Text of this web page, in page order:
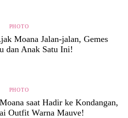
PHOTO
Moana Jalan-jalan, Gemes
dan Anak Satu Ini!
PHOTO
saat Hadir ke Kondangan,
Outfit Warna Mauve!